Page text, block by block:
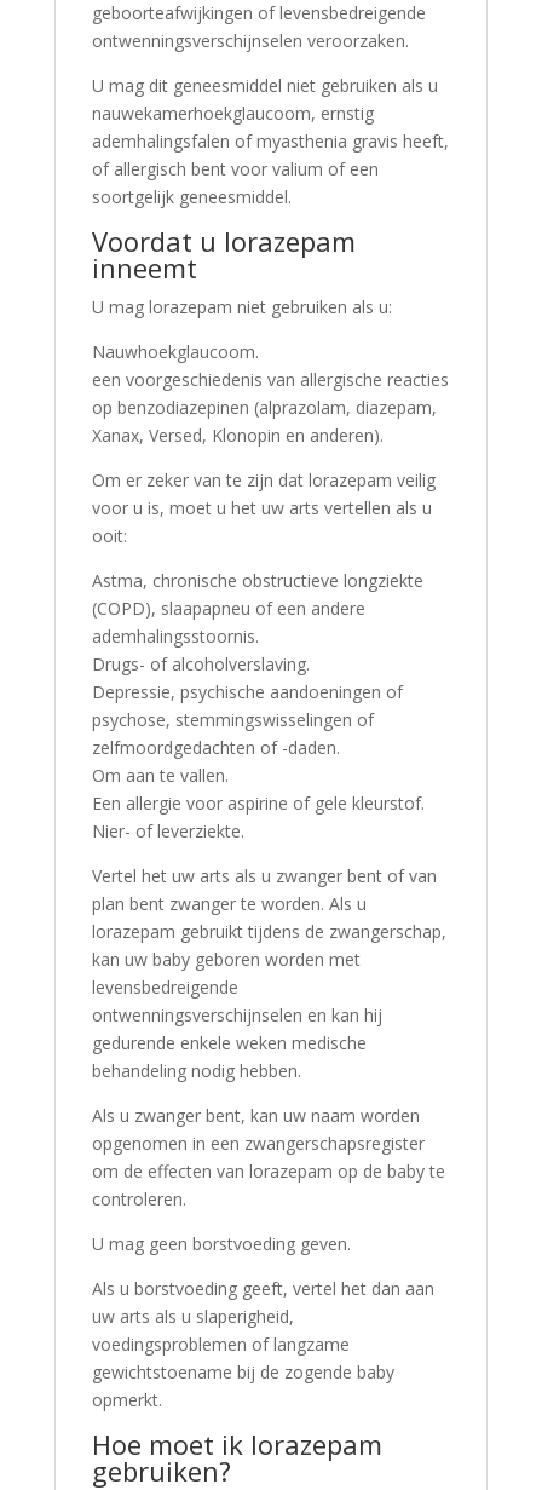
geboorteafwijkingen of levensbedreigende
ontwenningsverschijnselen veroorzaken.
U mag dit geneesmiddel niet gebruiken als u
nauwekamerhoekglaucoom, ernstig
ademhalingsfalen of myasthenia gravis heeft,
of allergisch bent voor valium of een
soortgelijk geneesmiddel.
Voordat u lorazepam
inneemt
U mag lorazepam niet gebruiken als u:
Nauwhoekglaucoom.
een voorgeschiedenis van allergische reacties
op benzodiazepinen (alprazolam, diazepam,
Xanax, Versed, Klonopin en anderen).
Om er zeker van te zijn dat lorazepam veilig
voor u is, moet u het uw arts vertellen als u
ooit:
Astma, chronische obstructieve longziekte
(COPD), slaapapneu of een andere
ademhalingsstoornis.
Drugs- of alcoholverslaving.
Depressie, psychische aandoeningen of
psychose, stemmingswisselingen of
zelfmoordgedachten of -daden.
Om aan te vallen.
Een allergie voor aspirine of gele kleurstof.
Nier- of leverziekte.
Vertel het uw arts als u zwanger bent of van
plan bent zwanger te worden. Als u
lorazepam gebruikt tijdens de zwangerschap,
kan uw baby geboren worden met
levensbedreigende
ontwenningsverschijnselen en kan hij
gedurende enkele weken medische
behandeling nodig hebben.
Als u zwanger bent, kan uw naam worden
opgenomen in een zwangerschapsregister
om de effecten van lorazepam op de baby te
controleren.
U mag geen borstvoeding geven.
Als u borstvoeding geeft, vertel het dan aan
uw arts als u slaperigheid,
voedingsproblemen of langzame
gewichtstoename bij de zogende baby
opmerkt.
Hoe moet ik lorazepam
gebruiken?